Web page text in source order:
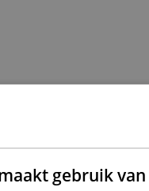
gebruik